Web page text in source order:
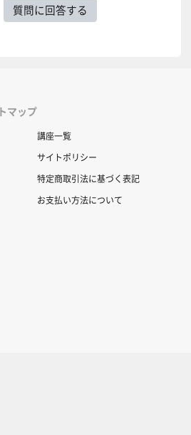
質問に回答する
マップ
講座一覧
サイトポリシー
特定商取引法に基づく表記
お支払い方法について